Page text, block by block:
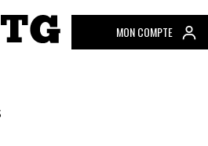
MON COMPTE